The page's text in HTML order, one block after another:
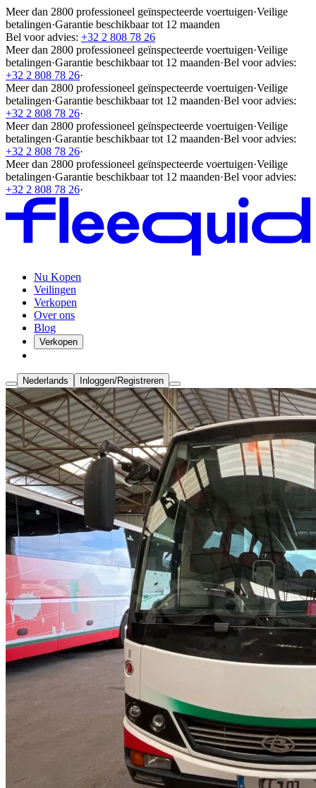
Meer dan 2800 professioneel geïnspecteerde voertuigen·Veilige
betalingen·Garantie beschikbaar tot 12 maanden
Bel voor advies: +32 2 808 78 26
Meer dan 2800 professioneel geïnspecteerde voertuigen·Veilige
betalingen·Garantie beschikbaar tot 12 maanden·Bel voor advies:
+32 2 808 78 26·
Meer dan 2800 professioneel geïnspecteerde voertuigen·Veilige
betalingen·Garantie beschikbaar tot 12 maanden·Bel voor advies:
+32 2 808 78 26·
Meer dan 2800 professioneel geïnspecteerde voertuigen·Veilige
betalingen·Garantie beschikbaar tot 12 maanden·Bel voor advies:
+32 2 808 78 26·
Meer dan 2800 professioneel geïnspecteerde voertuigen·Veilige
betalingen·Garantie beschikbaar tot 12 maanden·Bel voor advies:
+32 2 808 78 26·
Nu Kopen
Veilingen
Verkopen
Over ons
Blog
Verkopen
Nederlands Inloggen/Registreren